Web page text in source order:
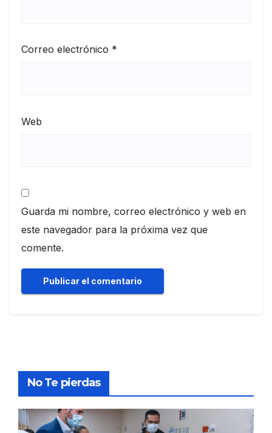
Correo electrónico *
Web
Guarda mi nombre, correo electrónico y web en
este navegador para la próxima vez que
comente.
No Te pierdas